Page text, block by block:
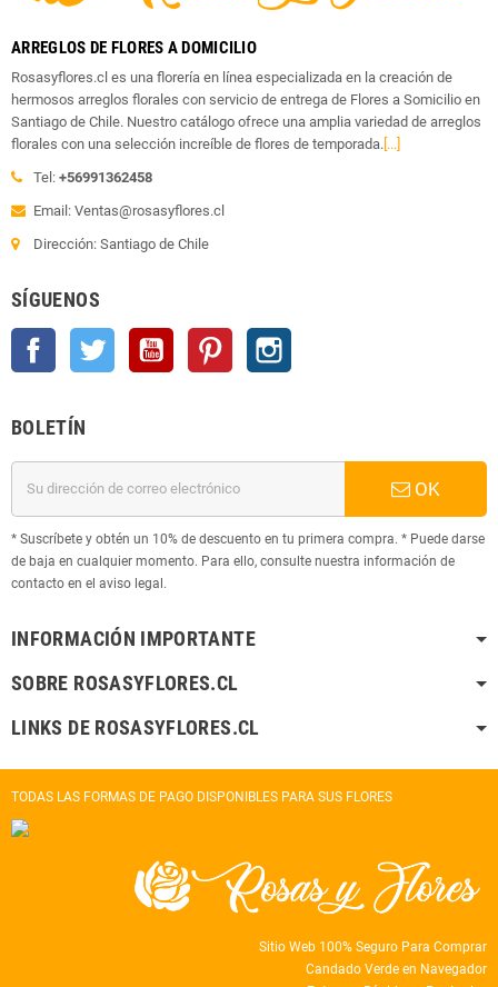
ARREGLOS DE FLORES A DOMICILIO
Rosasyflores.cl es una florería en línea especializada en la creación de
hermosos arreglos florales con servicio de entrega de Flores a Somicilio en
Santiago de Chile. Nuestro catálogo ofrece una amplia variedad de arreglos
florales con una selección increíble de flores de temporada. [...]
Tel: +56991362458
Email: Ventas@rosasyflores.cl
Dirección: Santiago de Chile
SÍGUENOS
Facebook Twitter YouTube Pinterest
BOLETÍN
OK
* Suscríbete y obtén un 10% de descuento en tu primera compra. * Puede darse
de baja en cualquier momento. Para ello, consulte nuestra información de
contacto en el aviso legal.
INFORMACIÓN IMPORTANTE
SOBRE ROSASYFLORES.CL
LINKS DE ROSASYFLORES.CL
TODAS LAS FORMAS DE PAGO DISPONIBLES PARA SUS FLORES
Sitio Web 100% Seguro Para Comprar
Candado Verde en Navegador